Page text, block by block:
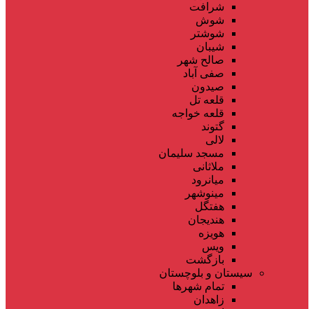
شرافت
شوش
شوشتر
شیبان
صالح شهر
صفی آباد
صیدون
قلعه تل
قلعه خواجه
گتوند
لالی
مسجد سلیمان
ملاثانی
میانرود
مینوشهر
هفتگل
هندیجان
هویزه
ویس
بازگشت
سیستان و بلوچستان
تمام شهر‌ها
زاهدان